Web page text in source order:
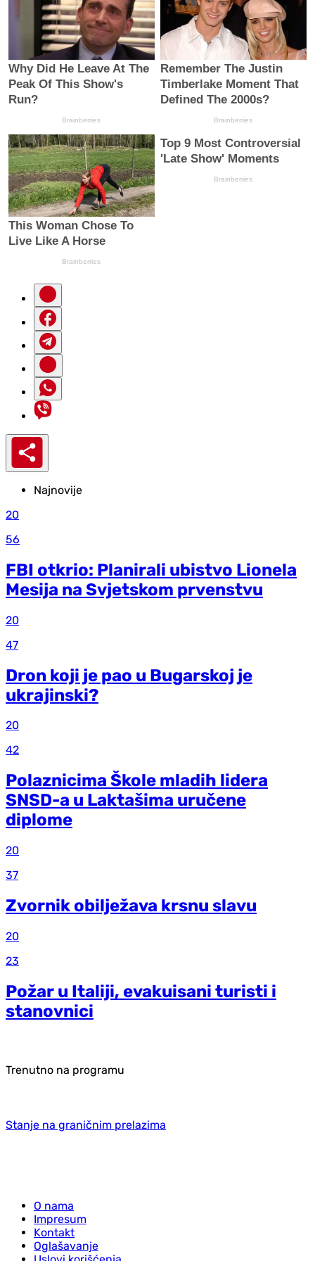
Najnovije
20
56
FBI otkrio: Planirali ubistvo Lionela
Mesija na Svjetskom prvenstvu
20
47
Dron koji je pao u Bugarskoj je
ukrajinski?
20
42
Polaznicima Škole mladih lidera
SNSD-a u Laktašima uručene
diplome
20
37
Zvornik obilježava krsnu slavu
20
23
Požar u Italiji, evakuisani turisti i
stanovnici
Trenutno na programu
Stanje na graničnim prelazima
O nama
Impresum
Kontakt
Oglašavanje